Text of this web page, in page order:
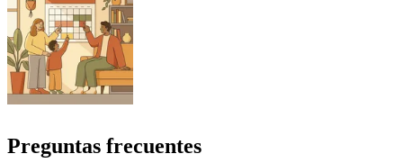
Preguntas frecuentes